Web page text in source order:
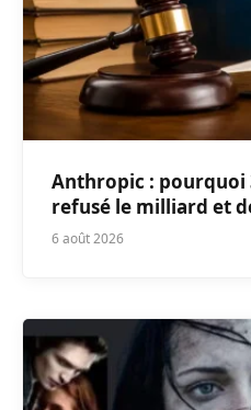
Anthropic : pourquoi
refusé le milliard et
6 août 2026